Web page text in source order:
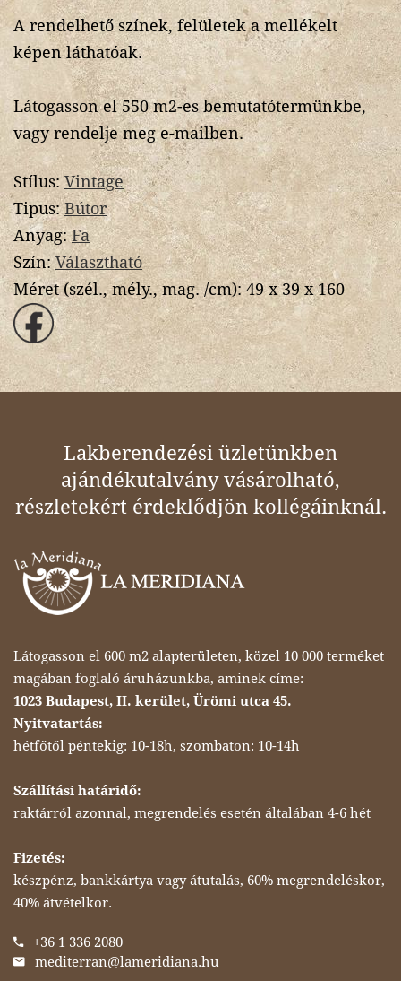
A rendelhető színek, felületek a mellékelt
képen láthatóak.
Látogasson el 550 m2-es bemutatótermünkbe,
vagy rendelje meg e-mailben.
Stílus: Vintage
Tipus:Bútor
Anyag:Fa
Szín:Választható
Méret (szél., mély., mag. /cm):49 x 39 x 160
Lakberendezési üzletünkben
ajándékutalvány vásárolható,
részletekért érdeklődjön kollégáinknál.
Látogasson el 600 m2 alapterületen, közel 10 000 terméket
magában foglaló áruházunkba, aminek címe:
1023 Budapest, II. kerület, Ürömi utca 45.
Nyitvatartás:
hétfőtől péntekig: 10-18h, szombaton: 10-14h
Szállítási határidő:
raktárról azonnal, megrendelés esetén általában 4-6 hét
Fizetés:
készpénz, bankkártya vagy átutalás, 60% megrendeléskor,
40% átvételkor.
+36 1 336 2080
mediterran@lameridiana.hu